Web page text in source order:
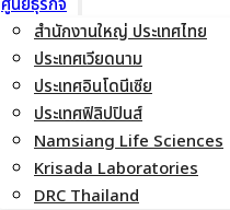
สำนักงานใหญ่ ประเทศไทย
ประเทศเวียดนาม
ประเทศอินโดนีเซีย
ประเทศฟิลิปปินส์
Namsiang Life Sciences
Krisada Laboratories
DRC Thailand